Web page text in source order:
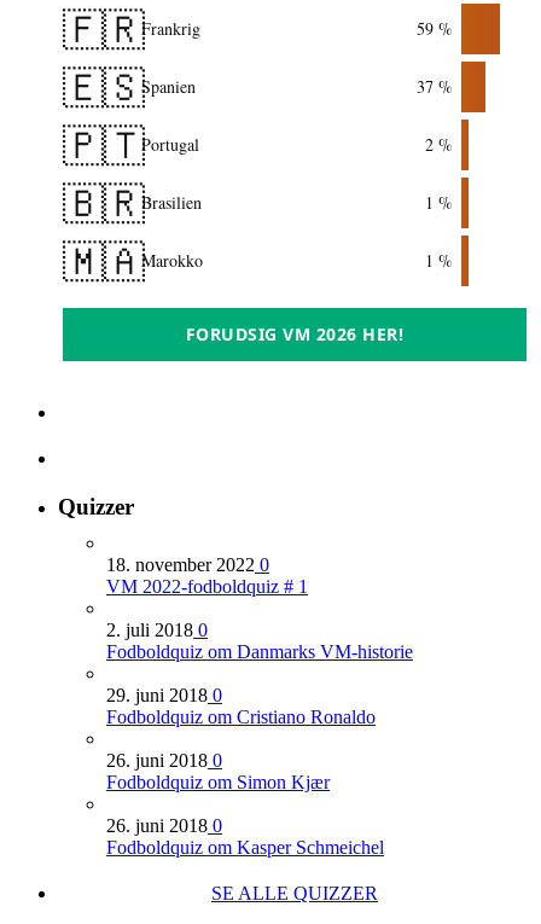
🇫🇷Frankrig 59 %
🇪🇸Spanien 37 %
🇵🇹Portugal 2 %
🇧🇷Brasilien 1 %
🇲🇦Marokko 1 %
FORUDSIG VM 2026 HER!
Quizzer
18. november 2022 0
VM 2022-fodboldquiz # 1
2. juli 2018 0
Fodboldquiz om Danmarks VM-historie
29. juni 2018 0
Fodboldquiz om Cristiano Ronaldo
26. juni 2018 0
Fodboldquiz om Simon Kjær
26. juni 2018 0
Fodboldquiz om Kasper Schmeichel
SE ALLE QUIZZER